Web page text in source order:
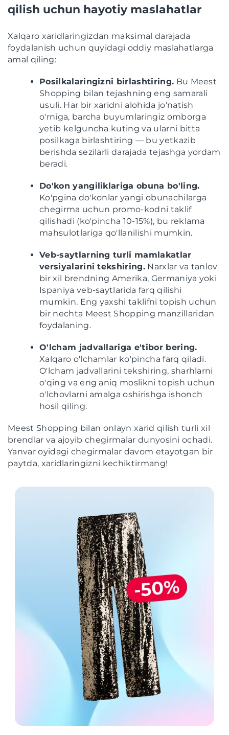
qilish uchun hayotiy maslahatlar
Xalqaro xaridlaringizdan maksimal darajada
foydalanish uchun quyidagi oddiy maslahatlarga
amal qiling:
Posilkalaringizni birlashtiring. Bu Meest
Shopping bilan tejashning eng samarali
usuli. Har bir xaridni alohida jo'natish
o'rniga, barcha buyumlaringiz omborga
yetib kelguncha kuting va ularni bitta
posilkaga birlashtiring — bu yetkazib
berishda sezilarli darajada tejashga yordam
beradi.
Do'kon yangiliklariga obuna bo'ling.
Ko'pgina do'konlar yangi obunachilarga
chegirma uchun promo-kodni taklif
qilishadi (ko'pincha 10-15%), bu reklama
mahsulotlariga qo'llanilishi mumkin.
Veb-saytlarning turli mamlakatlar
versiyalarini tekshiring. Narxlar va tanlov
bir xil brendning Amerika, Germaniya yoki
Ispaniya veb-saytlarida farq qilishi
mumkin. Eng yaxshi taklifni topish uchun
bir nechta Meest Shopping manzillaridan
foydalaning.
O'lcham jadvallariga e'tibor bering.
Xalqaro o'lchamlar ko'pincha farq qiladi.
O'lcham jadvallarini tekshiring, sharhlarni
o'qing va eng aniq moslikni topish uchun
o'lchovlarni amalga oshirishga ishonch
hosil qiling.
Meest Shopping bilan onlayn xarid qilish turli xil
brendlar va ajoyib chegirmalar dunyosini ochadi.
Yanvar oyidagi chegirmalar davom etayotgan bir
paytda, xaridlaringizni kechiktirmang!